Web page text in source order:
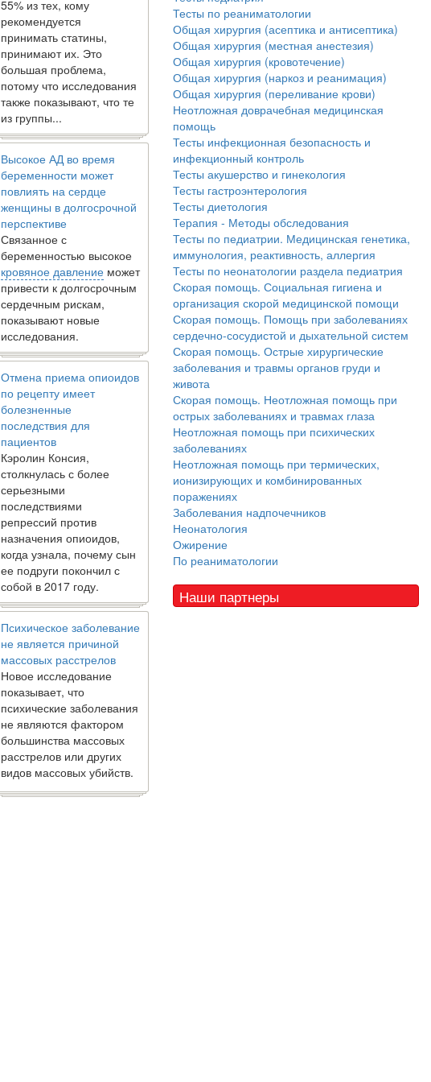
55% из тех, кому
рекомендуется
принимать статины,
принимают их. Это
большая проблема,
потому что исследования
также показывают, что те
из группы...
Высокое АД во время
беременности может
повлиять на сердце
женщины в долгосрочной
перспективе
Связанное с
беременностью высокое
кровяное давление может
привести к долгосрочным
сердечным рискам,
показывают новые
исследования.
Отмена приема опиоидов
по рецепту имеет
болезненные
последствия для
пациентов
Кэролин Консия,
столкнулась с более
серьезными
последствиями
репрессий против
назначения опиоидов,
когда узнала, почему сын
ее подруги покончил с
собой в 2017 году.
Психическое заболевание
не является причиной
массовых расстрелов
Новое исследование
показывает, что
психические заболевания
не являются фактором
большинства массовых
расстрелов или других
видов массовых убийств.
Тесты по реаниматологии
Общая хирургия (асептика и антисептика)
Общая хирургия (местная анестезия)
Общая хирургия (кровотечение)
Общая хирургия (наркоз и реанимация)
Общая хирургия (переливание крови)
Неотложная доврачебная медицинская
помощь
Тесты инфекционная безопасность и
инфекционный контроль
Тесты акушерство и гинекология
Тесты гастроэнтерология
Тесты диетология
Терапия - Методы обследования
Тесты по педиатрии. Медицинская генетика,
иммунология, реактивность, аллергия
Тесты по неонатологии раздела педиатрия
Скорая помощь. Социальная гигиена и
организация скорой медицинской помощи
Скорая помощь. Помощь при заболеваниях
сердечно-сосудистой и дыхательной систем
Скорая помощь. Острые хирургические
заболевания и травмы органов груди и
живота
Скорая помощь. Неотложная помощь при
острых заболеваниях и травмах глаза
Неотложная помощь при психических
заболеваниях
Неотложная помощь при термических,
ионизирующих и комбинированных
поражениях
Заболевания надпочечников
Неонатология
Ожирение
По реаниматологии
Наши партнеры